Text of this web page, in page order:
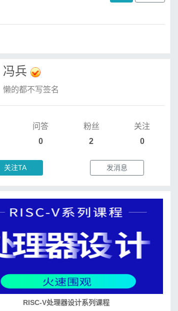
冯兵
懒的都不写签名
问答
0
粉丝
2
关注
0
关注TA 发消息
RISC-V处理器设计系列课程